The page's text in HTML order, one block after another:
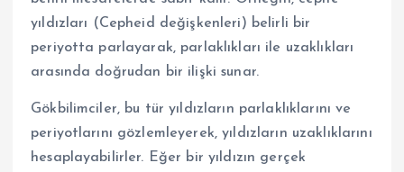
yıldızları (Cepheid değişkenleri) belirli bir
periyotta parlayarak, parlaklıkları ile uzaklıkları
arasında doğrudan bir ilişki sunar.
Gökbilimciler, bu tür yıldızların parlaklıklarını ve
periyotlarını gözlemleyerek, yıldızların uzaklıklarını
hesaplayabilirler. Eğer bir yıldızın gerçek